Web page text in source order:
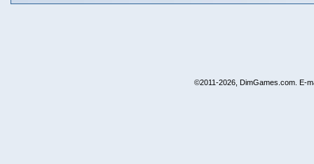
©2011-2026, DimGames.com. E-